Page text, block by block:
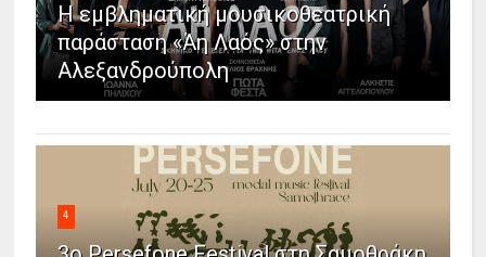
Η εμβληματική μουσικοθεατρική
παράσταση «Άη Λαός» στην
Αλεξανδρούπολη
4